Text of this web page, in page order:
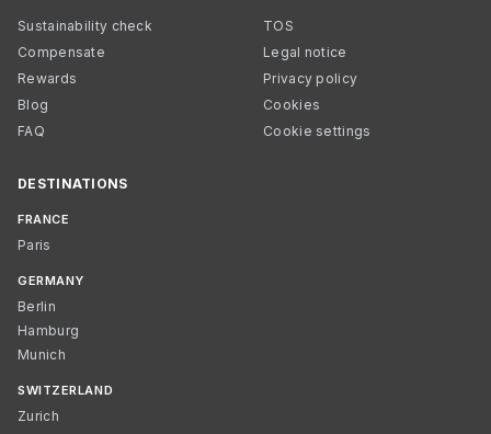
Sustainability check
Compensate
Rewards
Blog
FAQ
TOS
Legal notice
Privacy policy
Cookies
Cookie settings
DESTINATIONS
FRANCE
Paris
GERMANY
Berlin
Hamburg
Munich
SWITZERLAND
Zurich